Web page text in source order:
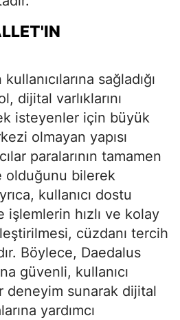
sağladığı
dijital varlıklarını
isteyenler için büyük
olmayan yapısı
paralarının tamamen
olduğunu bilerek
kullanıcı dostu
işlemlerin hızlı ve kolay
cüzdanı tercih
Böylece, Daedalus
güvenli, kullanıcı
deneyim sunarak dijital
yardımcı